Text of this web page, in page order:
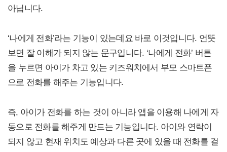
아닙니다.
‘나에게 전화’라는 기능이 있는데요 바로 이것입니다. 언뜻
보면 잘 이해가 되지 않는 문구입니다. ‘나에게 전화’ 버튼
을 누르면 아이가 차고 있는 키즈워치에서 부모 스마트폰
으로 전화를 해주는 기능입니다.
즉, 아이가 전화를 하는 것이 아니라 앱을 이용해 나에게 자
동으로 전화를 해주게 만드는 기능입니다. 아이와 연락이
되지 않고 현재 위치도 예상과 다른 곳에 있을 때 전화를 걸